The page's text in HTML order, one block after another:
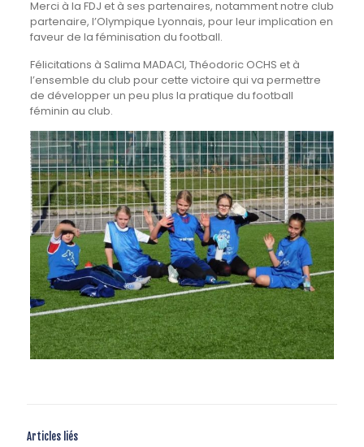
Merci à la FDJ et à ses partenaires, notamment notre club
partenaire, l’Olympique Lyonnais, pour leur implication en
faveur de la féminisation du football.
Félicitations à Salima MADACI, Théodoric OCHS et à
l’ensemble du club pour cette victoire qui va permettre
de développer un peu plus la pratique du football
féminin au club.
Articles liés